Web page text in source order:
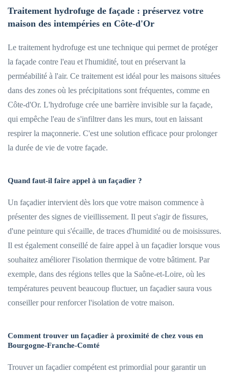
Traitement hydrofuge de façade : préservez votre
maison des intempéries en Côte-d'Or
Le traitement hydrofuge est une technique qui permet de protéger
la façade contre l'eau et l'humidité, tout en préservant la
perméabilité à l'air. Ce traitement est idéal pour les maisons situées
dans des zones où les précipitations sont fréquentes, comme en
Côte-d'Or. L'hydrofuge crée une barrière invisible sur la façade,
qui empêche l'eau de s'infiltrer dans les murs, tout en laissant
respirer la maçonnerie. C'est une solution efficace pour prolonger
la durée de vie de votre façade.
Quand faut-il faire appel à un façadier ?
Un façadier intervient dès lors que votre maison commence à
présenter des signes de vieillissement. Il peut s'agir de fissures,
d'une peinture qui s'écaille, de traces d'humidité ou de moisissures.
Il est également conseillé de faire appel à un façadier lorsque vous
souhaitez améliorer l'isolation thermique de votre bâtiment. Par
exemple, dans des régions telles que la Saône-et-Loire, où les
températures peuvent beaucoup fluctuer, un façadier saura vous
conseiller pour renforcer l'isolation de votre maison.
Comment trouver un façadier à proximité de chez vous en
Bourgogne-Franche-Comté
Trouver un façadier compétent est primordial pour garantir un